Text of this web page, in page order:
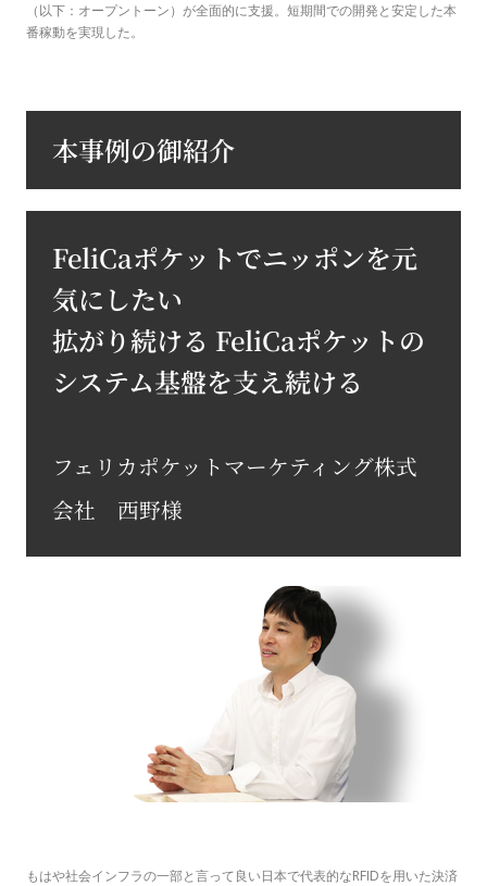
（以下：オープントーン）が全面的に支援。短期間での開発と安定した本
番稼動を実現した。
本事例の御紹介
FeliCaポケットでニッポンを元
気にしたい
拡がり続ける FeliCaポケットの
システム基盤を支え続ける
フェリカポケットマーケティング株式
会社 西野様
もはや社会インフラの一部と言って良い日本で代表的なRFIDを用いた決済